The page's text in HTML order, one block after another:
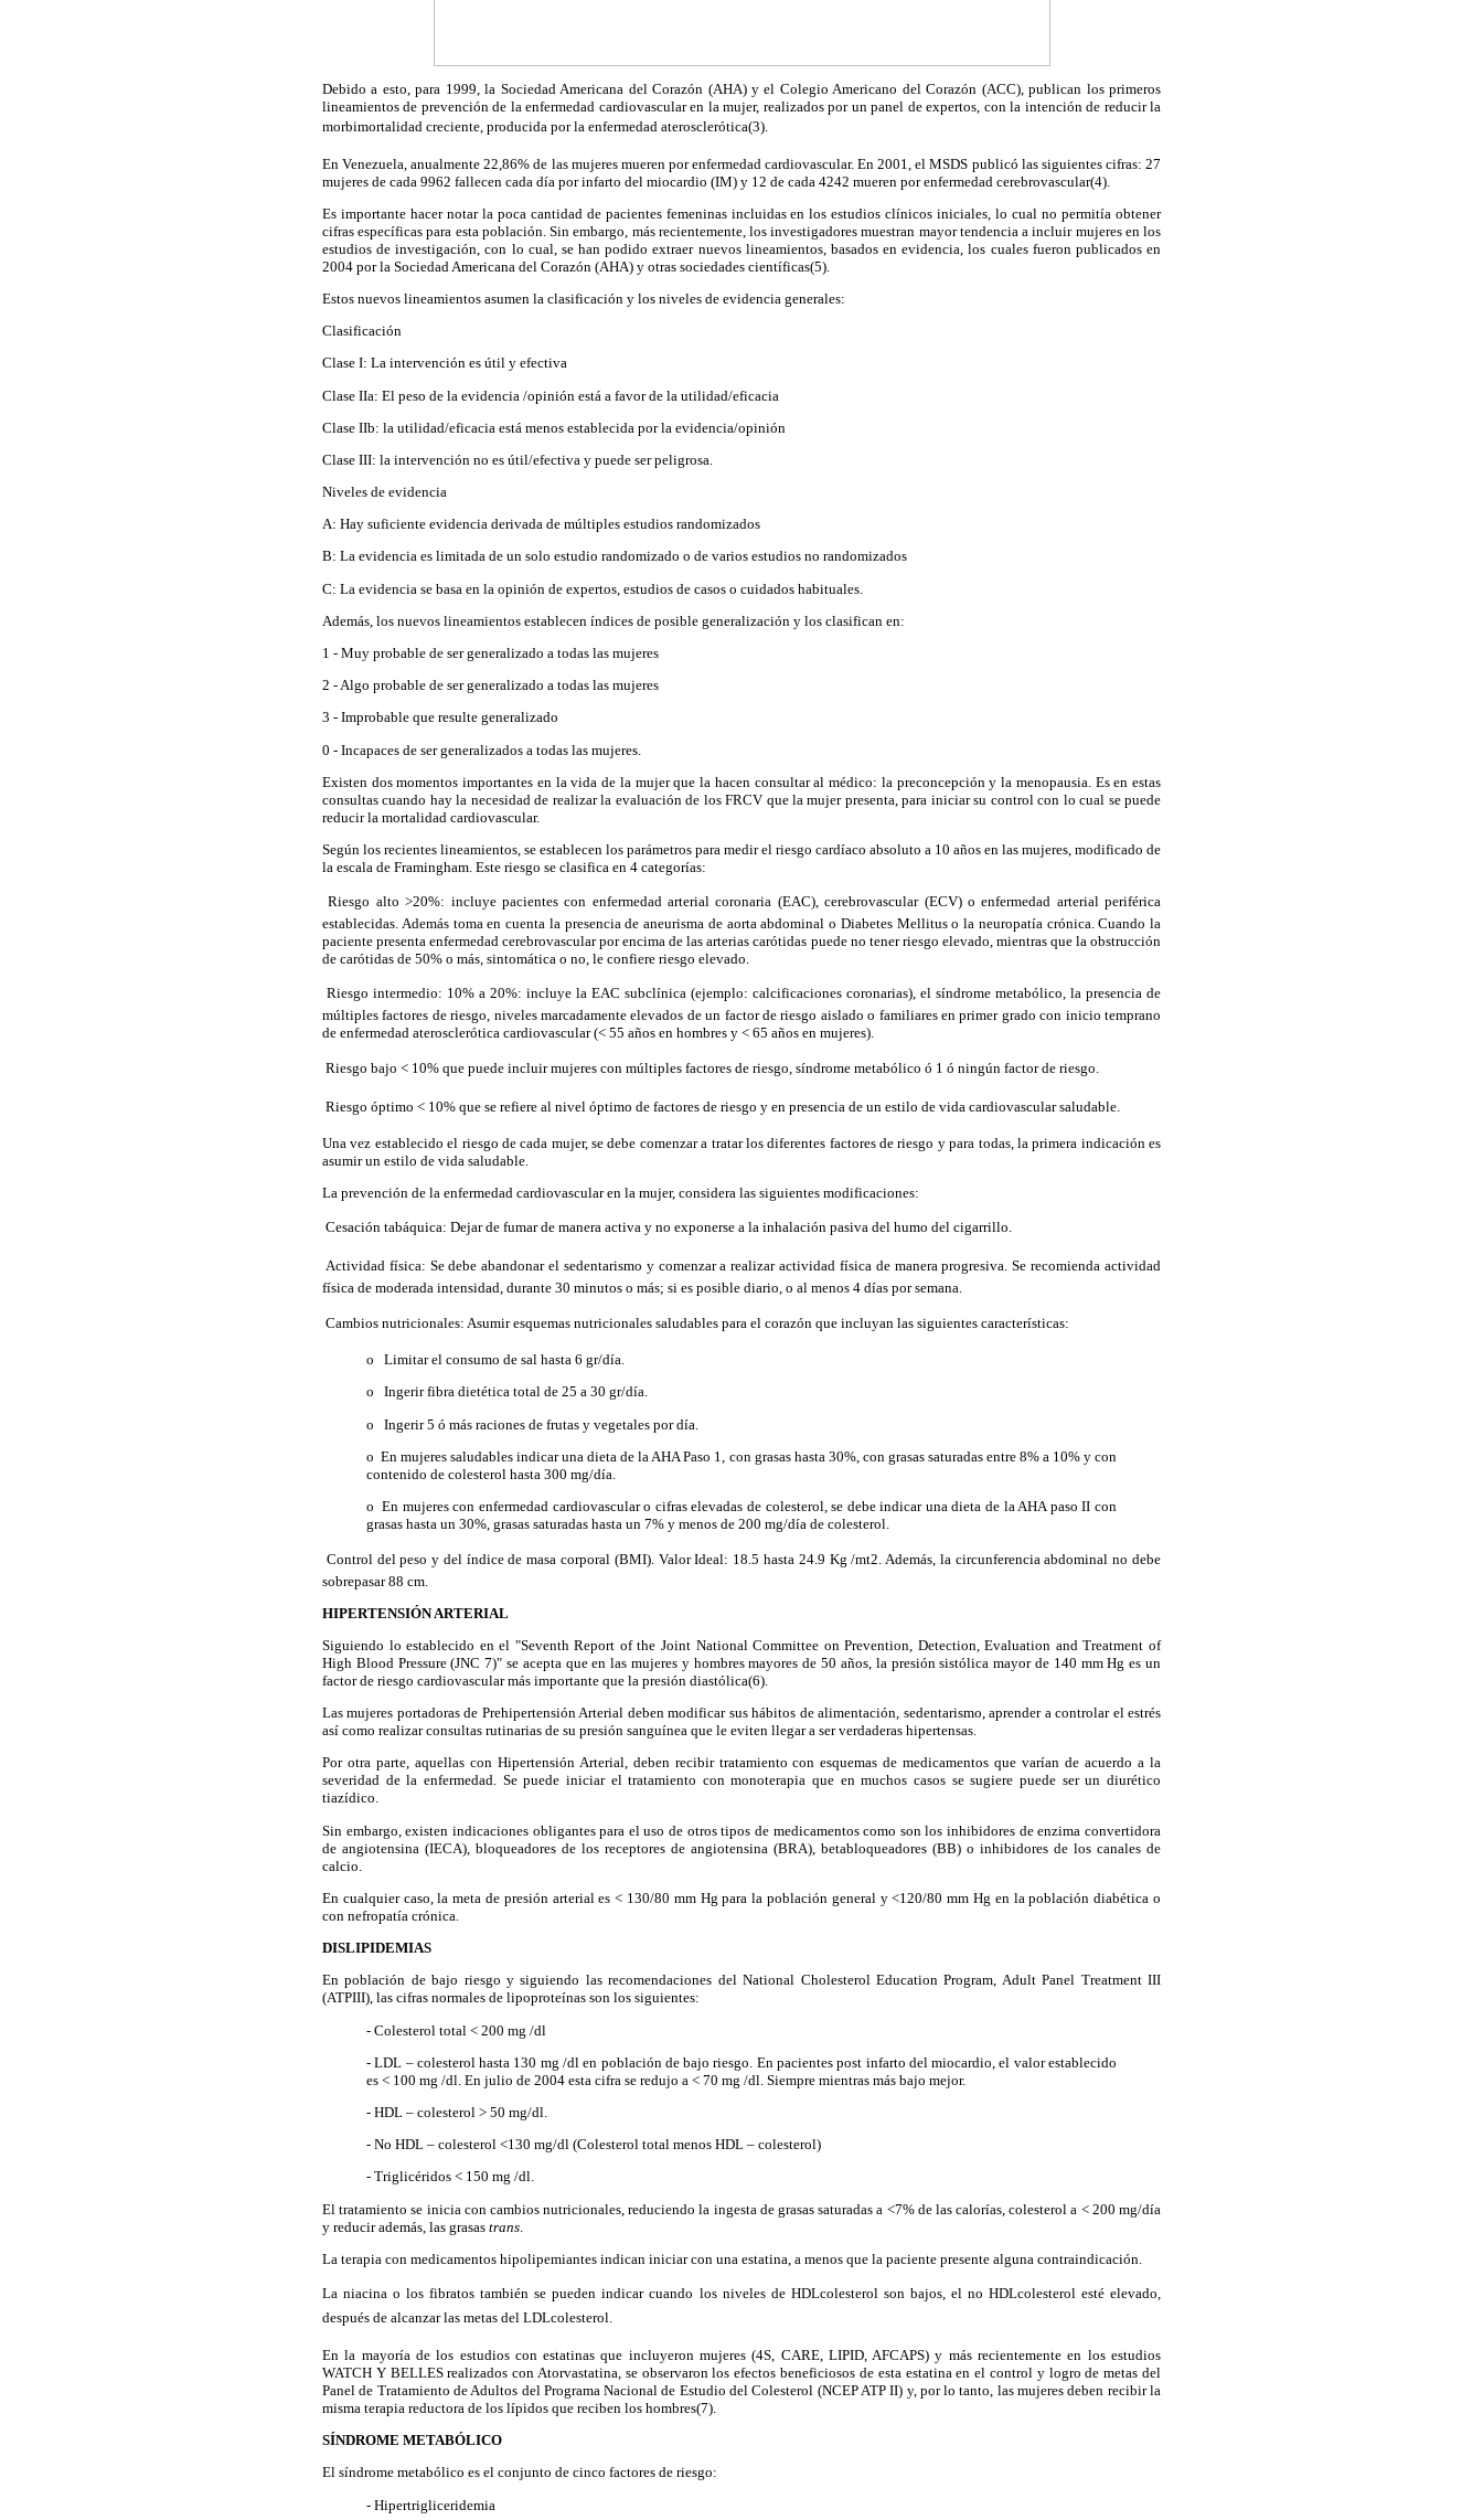
Debido a esto, para 1999, la Sociedad Americana del Corazón (AHA) y el Colegio Americano del Corazón (ACC), publican los primeros
lineamientos de prevención de la enfermedad cardiovascular en la mujer, realizados por un panel de expertos, con la intención de reducir la
morbimortalidad creciente, producida por la enfermedad aterosclerótica(3).
En Venezuela, anualmente 22,86% de las mujeres mueren por enfermedad cardiovascular. En 2001, el MSDS publicó las siguientes cifras: 27
mujeres de cada 9962 fallecen cada día por infarto del miocardio (IM) y 12 de cada 4242 mueren por enfermedad cerebrovascular(4).
Es importante hacer notar la poca cantidad de pacientes femeninas incluidas en los estudios clínicos iniciales, lo cual no permitía obtener
cifras específicas para esta población. Sin embargo, más recientemente, los investigadores muestran mayor tendencia a incluir mujeres en los
estudios de investigación, con lo cual, se han podido extraer nuevos lineamientos, basados en evidencia, los cuales fueron publicados en
2004 por la Sociedad Americana del Corazón (AHA) y otras sociedades científicas(5).
Estos nuevos lineamientos asumen la clasificación y los niveles de evidencia generales:
Clasificación
Clase I: La intervención es útil y efectiva
Clase IIa: El peso de la evidencia /opinión está a favor de la utilidad/eficacia
Clase IIb: la utilidad/eficacia está menos establecida por la evidencia/opinión
Clase III: la intervención no es útil/efectiva y puede ser peligrosa.
Niveles de evidencia
A: Hay suficiente evidencia derivada de múltiples estudios randomizados
B: La evidencia es limitada de un solo estudio randomizado o de varios estudios no randomizados
C: La evidencia se basa en la opinión de expertos, estudios de casos o cuidados habituales.
Además, los nuevos lineamientos establecen índices de posible generalización y los clasifican en:
1 - Muy probable de ser generalizado a todas las mujeres
2 - Algo probable de ser generalizado a todas las mujeres
3 - Improbable que resulte generalizado
0 - Incapaces de ser generalizados a todas las mujeres.
Existen dos momentos importantes en la vida de la mujer que la hacen consultar al médico: la preconcepción y la menopausia. Es en estas
consultas cuando hay la necesidad de realizar la evaluación de los FRCV que la mujer presenta, para iniciar su control con lo cual se puede
reducir la mortalidad cardiovascular.
Según los recientes lineamientos, se establecen los parámetros para medir el riesgo cardíaco absoluto a 10 años en las mujeres, modificado de
la escala de Framingham. Este riesgo se clasifica en 4 categorías:
 Riesgo alto >20%: incluye pacientes con enfermedad arterial coronaria (EAC), cerebrovascular (ECV) o enfermedad arterial periférica
establecidas. Además toma en cuenta la presencia de aneurisma de aorta abdominal o Diabetes Mellitus o la neuropatía crónica. Cuando la
paciente presenta enfermedad cerebrovascular por encima de las arterias carótidas puede no tener riesgo elevado, mientras que la obstrucción
de carótidas de 50% o más, sintomática o no, le confiere riesgo elevado.
 Riesgo intermedio: 10% a 20%: incluye la EAC subclínica (ejemplo: calcificaciones coronarias), el síndrome metabólico, la presencia de
múltiples factores de riesgo, niveles marcadamente elevados de un factor de riesgo aislado o familiares en primer grado con inicio temprano
de enfermedad aterosclerótica cardiovascular (< 55 años en hombres y < 65 años en mujeres).
 Riesgo bajo < 10% que puede incluir mujeres con múltiples factores de riesgo, síndrome metabólico ó 1 ó ningún factor de riesgo.
 Riesgo óptimo < 10% que se refiere al nivel óptimo de factores de riesgo y en presencia de un estilo de vida cardiovascular saludable.
Una vez establecido el riesgo de cada mujer, se debe comenzar a tratar los diferentes factores de riesgo y para todas, la primera indicación es
asumir un estilo de vida saludable.
La prevención de la enfermedad cardiovascular en la mujer, considera las siguientes modificaciones:
 Cesación tabáquica: Dejar de fumar de manera activa y no exponerse a la inhalación pasiva del humo del cigarrillo.
 Actividad física: Se debe abandonar el sedentarismo y comenzar a realizar actividad física de manera progresiva. Se recomienda actividad
física de moderada intensidad, durante 30 minutos o más; si es posible diario, o al menos 4 días por semana.
 Cambios nutricionales: Asumir esquemas nutricionales saludables para el corazón que incluyan las siguientes características:
o
Limitar el consumo de sal hasta 6 gr/día.
o
Ingerir fibra dietética total de 25 a 30 gr/día.
o
Ingerir 5 ó más raciones de frutas y vegetales por día.
o En mujeres saludables indicar una dieta de la AHA Paso 1, con grasas hasta 30%, con grasas saturadas entre 8% a 10% y con
contenido de colesterol hasta 300 mg/día.
o En mujeres con enfermedad cardiovascular o cifras elevadas de colesterol, se debe indicar una dieta de la AHA paso II con
grasas hasta un 30%, grasas saturadas hasta un 7% y menos de 200 mg/día de colesterol.
 Control del peso y del índice de masa corporal (BMI). Valor Ideal: 18.5 hasta 24.9 Kg /mt2. Además, la circunferencia abdominal no debe
sobrepasar 88 cm.
HIPERTENSIÓN ARTERIAL
Siguiendo lo establecido en el "Seventh Report of the Joint National Committee on Prevention, Detection, Evaluation and Treatment of
High Blood Pressure (JNC 7)" se acepta que en las mujeres y hombres mayores de 50 años, la presión sistólica mayor de 140 mm Hg es un
factor de riesgo cardiovascular más importante que la presión diastólica(6).
Las mujeres portadoras de Prehipertensión Arterial deben modificar sus hábitos de alimentación, sedentarismo, aprender a controlar el estrés
así como realizar consultas rutinarias de su presión sanguínea que le eviten llegar a ser verdaderas hipertensas.
Por otra parte, aquellas con Hipertensión Arterial, deben recibir tratamiento con esquemas de medicamentos que varían de acuerdo a la
severidad de la enfermedad. Se puede iniciar el tratamiento con monoterapia que en muchos casos se sugiere puede ser un diurético
tiazídico.
Sin embargo, existen indicaciones obligantes para el uso de otros tipos de medicamentos como son los inhibidores de enzima convertidora
de angiotensina (IECA), bloqueadores de los receptores de angiotensina (BRA), betabloqueadores (BB) o inhibidores de los canales de
calcio.
En cualquier caso, la meta de presión arterial es < 130/80 mm Hg para la población general y <120/80 mm Hg en la población diabética o
con nefropatía crónica.
DISLIPIDEMIAS
En población de bajo riesgo y siguiendo las recomendaciones del National Cholesterol Education Program, Adult Panel Treatment III
(ATPIII), las cifras normales de lipoproteínas son los siguientes:
- Colesterol total < 200 mg /dl
- LDL – colesterol hasta 130 mg /dl en población de bajo riesgo. En pacientes post infarto del miocardio, el valor establecido
es < 100 mg /dl. En julio de 2004 esta cifra se redujo a < 70 mg /dl. Siempre mientras más bajo mejor.
- HDL – colesterol > 50 mg/dl.
- No HDL – colesterol <130 mg/dl (Colesterol total menos HDL – colesterol)
- Triglicéridos < 150 mg /dl.
El tratamiento se inicia con cambios nutricionales, reduciendo la ingesta de grasas saturadas a <7% de las calorías, colesterol a < 200 mg/día
y reducir además, las grasas trans.
La terapia con medicamentos hipolipemiantes indican iniciar con una estatina, a menos que la paciente presente alguna contraindicación.
La niacina o los fibratos también se pueden indicar cuando los niveles de HDLcolesterol son bajos, el no HDLcolesterol esté elevado,
después de alcanzar las metas del LDLcolesterol.
En la mayoría de los estudios con estatinas que incluyeron mujeres (4S, CARE, LIPID, AFCAPS) y más recientemente en los estudios
WATCH Y BELLES realizados con Atorvastatina, se observaron los efectos beneficiosos de esta estatina en el control y logro de metas del
Panel de Tratamiento de Adultos del Programa Nacional de Estudio del Colesterol (NCEP ATP II) y, por lo tanto, las mujeres deben recibir la
misma terapia reductora de los lípidos que reciben los hombres(7).
SÍNDROME METABÓLICO
El síndrome metabólico es el conjunto de cinco factores de riesgo:
- Hipertrigliceridemia